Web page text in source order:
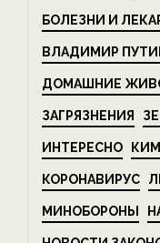
БОЛЕЗНИ И
ВЛАДИМИР
ДОМАШНИЕ
ЗАГРЯЗНЕНИЯ
ИНТЕРЕСНО
КОРОНАВИРУС
МИНОБОРОНЫ